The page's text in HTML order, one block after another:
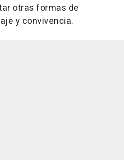
otras formas de
y convivencia.